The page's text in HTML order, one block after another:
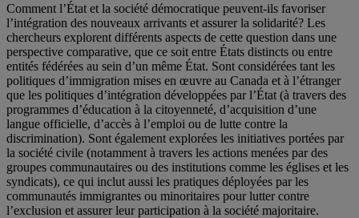
Comment l’État et la société démocratique peuvent-ils favoriser
l’intégration des nouveaux arrivants et assurer la solidarité? Les
chercheurs explorent différents aspects de cette question dans une
perspective comparative, que ce soit entre États distincts ou entre
entités fédérées au sein d’un même État. Sont considérées tant les
politiques d’immigration mises en œuvre au Canada et à l’étranger
que les politiques d’intégration développées par l’État (à travers des
programmes d’éducation à la citoyenneté, d’acquisition d’une
langue officielle, d’accès à l’emploi ou de lutte contre la
discrimination). Sont également explorées les initiatives portées par
la société civile (notamment à travers les actions menées par des
groupes communautaires ou des institutions comme les églises et les
syndicats), ce qui inclut aussi les pratiques déployées par les
communautés immigrantes ou minoritaires pour lutter contre
l’exclusion et assurer leur participation à la société majoritaire.